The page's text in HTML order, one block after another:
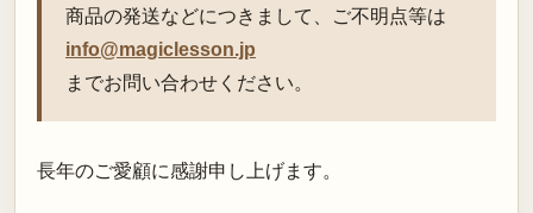
商品の発送などにつきまして、ご不明点等は
info@magiclesson.jp
までお問い合わせください。
長年のご愛顧に感謝申し上げます。